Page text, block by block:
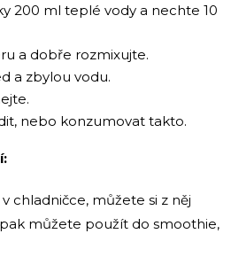
200 ml teplé vody a nechte 10
a dobře rozmixujte.
a zbylou vodu.
nebo konzumovat takto.
chladničce, můžete si z něj
můžete použít do smoothie,